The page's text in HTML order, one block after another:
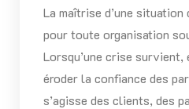
La maîtrise d’une
pour toute organisation
Lorsqu’une crise survient,
éroder la confiance des
s’agisse des clients, des